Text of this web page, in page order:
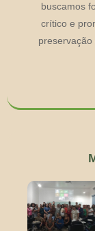
buscamos
crítico e